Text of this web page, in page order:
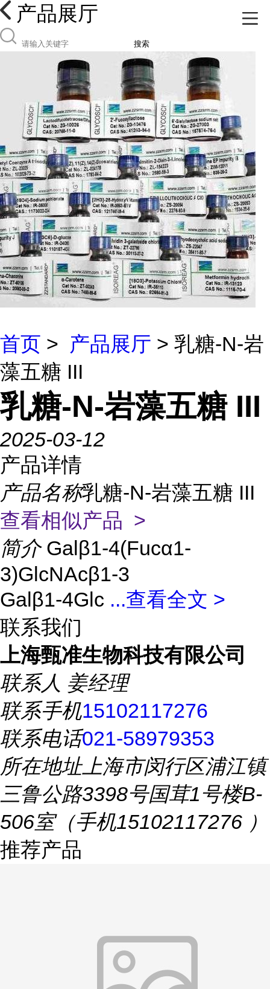
产品展厅
搜索
首页 > 产品展厅 > 乳糖-N-岩
藻五糖 III
乳糖-N-岩藻五糖 III
2025-03-12
产品详情
产品名称乳糖-N-岩藻五糖 III
查看相似产品 >
简介 Galβ1-4(Fucα1-
3)GlcNAcβ1-3
Galβ1-4Glc ...查看全文 >
联系我们
上海甄准生物科技有限公司
联系人 姜经理
联系手机15102117276
联系电话021-58979353
所在地址上海市闵行区浦江镇
三鲁公路3398号国茸1号楼B-
506室（手机15102117276 ）
推荐产品